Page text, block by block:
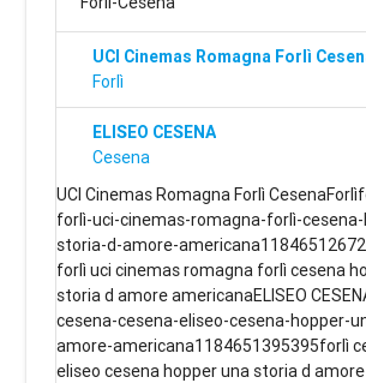
UCI Cinemas Romagna Forlì
Forlì
ELISEO CESENA
Cesena
UCI Cinemas Romagna Forlì
forlì-uci-cinemas-romagna-forlì-
storia-d-amore-
forlì uci cinemas romagna forlì cesena
storia d amore americanaELISEO
cesena-cesena-eliseo-cesena-hopper-
amore-americana1184651395395forlì
eliseo cesena hopper una storia d